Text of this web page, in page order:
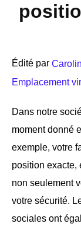
Édité par
Emplacement
Dans notre
moment donné
exemple, votre
position exacte,
non seulement
votre sécurité.
sociales ont